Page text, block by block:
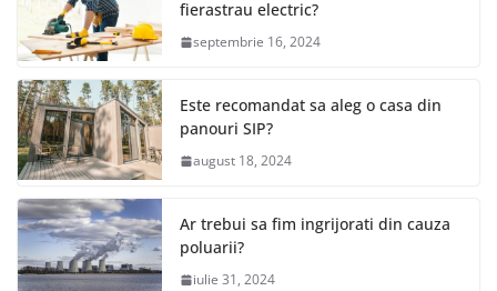
fierastrau electric?
septembrie 16, 2024
Este recomandat sa aleg o casa din
panouri SIP?
august 18, 2024
Ar trebui sa fim ingrijorati din cauza
poluarii?
iulie 31, 2024